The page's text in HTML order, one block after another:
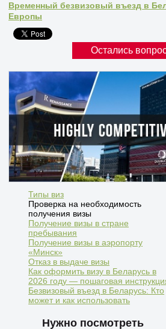
Временный безвизовый въезд в
Европы
Остались
Типы виз
Проверка на необходимость
получения визы
Получение визы в стране
пребывания
Получение визы в аэропорту
«Минск»
Отказ в выдаче визы
Как оформить визу в Беларусь в
2026 году — пошаговая
Безвизовый въезд в Беларусь: Кто
может и как использовать
Нужно посмотреть